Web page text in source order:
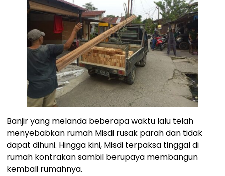
Banjir yang melanda beberapa waktu lalu telah
menyebabkan rumah Misdi rusak parah dan tidak
dapat dihuni. Hingga kini, Misdi terpaksa tinggal di
rumah kontrakan sambil berupaya membangun
kembali rumahnya.